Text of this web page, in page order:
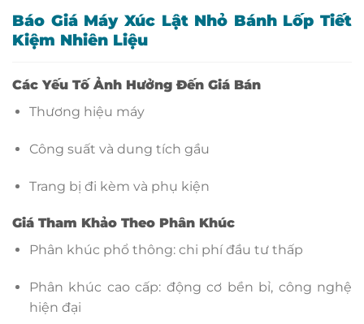
Báo Giá Máy Xúc Lật Nhỏ Bánh Lốp Tiết
Kiệm Nhiên Liệu
Các Yếu Tố Ảnh Hưởng Đến Giá Bán
Thương hiệu máy
Công suất và dung tích gầu
Trang bị đi kèm và phụ kiện
Giá Tham Khảo Theo Phân Khúc
Phân khúc phổ thông: chi phí đầu tư thấp
Phân khúc cao cấp: động cơ bền bỉ, công nghệ
hiện đại